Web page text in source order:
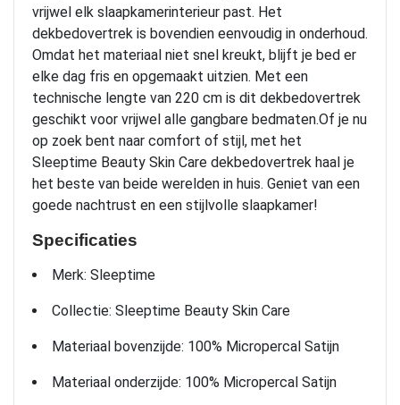
vrijwel elk slaapkamerinterieur past. Het
dekbedovertrek is bovendien eenvoudig in onderhoud.
Omdat het materiaal niet snel kreukt, blijft je bed er
elke dag fris en opgemaakt uitzien. Met een
technische lengte van 220 cm is dit dekbedovertrek
geschikt voor vrijwel alle gangbare bedmaten.Of je nu
op zoek bent naar comfort of stijl, met het
Sleeptime Beauty Skin Care dekbedovertrek haal je
het beste van beide werelden in huis. Geniet van een
goede nachtrust en een stijlvolle slaapkamer!
Specificaties
Merk: Sleeptime
Collectie: Sleeptime Beauty Skin Care
Materiaal bovenzijde: 100% Micropercal Satijn
Materiaal onderzijde: 100% Micropercal Satijn